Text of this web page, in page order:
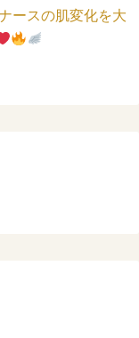
ースの肌変化を大